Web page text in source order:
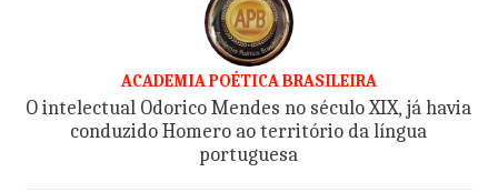
ACADEMIA POÉTICA BRASILEIRA
O intelectual Odorico Mendes no século XIX, já havia
conduzido Homero ao território da língua
portuguesa